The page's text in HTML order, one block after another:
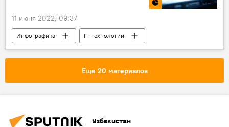
11 июня 2022, 09:37
Инфографика
IT-технологии
Узбекистан
Еще 20 материалов
Узбекистан